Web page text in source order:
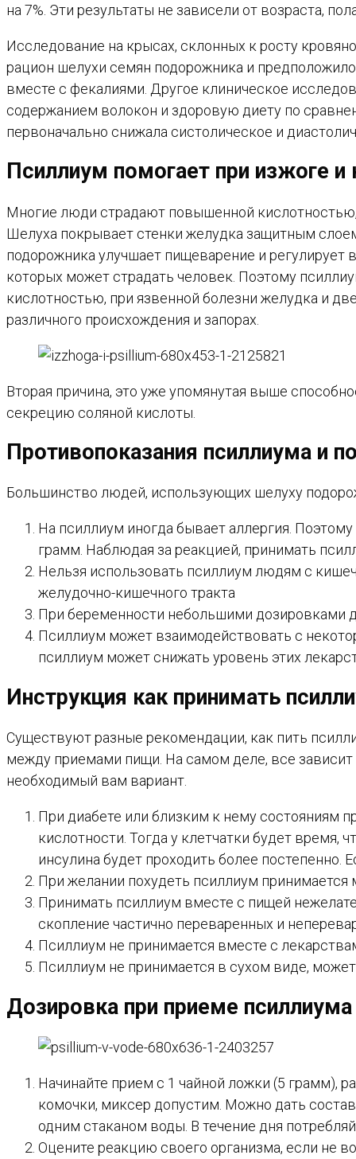
на 7%. Эти результаты не зависели от возраста,
Исследование на крысах, склонных к росту
рацион шелухи семян подорожника и
вместе с фекалиями. Другое клиническое
содержанием волокон и здоровую диету по
первоначально снижала систолическое и
Псиллиум помогает при изжоге и
Многие люди страдают повышенной
Шелуха покрывает стенки желудка защитным
подорожника улучшает пищеварение и
которых может страдать человек. Поэтому
кислотностью, при язвенной болезни желудка и
различного происхождения и запорах.
Вторая причина, это уже упомянутая выше
секрецию соляной кислоты.
Противопоказания псиллиума и
Большинство людей, использующих шелуху
На псиллиум иногда бывает аллергия.
грамм. Наблюдая за реакцией, принимать
Нельзя использовать псиллиум людям с
желудочно-кишечного тракта
При беременности небольшими дозировками
Псиллиум может взаимодействовать с
псиллиум может снижать уровень этих
Инструкция как принимать
Существуют разные рекомендации, как пить
между приемами пищи. На самом деле, все
необходимый вам вариант.
При диабете или близким к нему состояниям
кислотности. Тогда у клетчатки будет
инсулина будет проходить более
При желании похудеть псиллиум принимается
Принимать псиллиум вместе с пищей
скопление частично переваренных и
Псиллиум не принимается вместе с
Псиллиум не принимается в сухом виде,
Дозировка при приеме псиллиума
Начинайте прием с 1 чайной ложки (5 грамм),
комочки, миксер допустим. Можно дать
одним стаканом воды. В течение дня
Оцените реакцию своего организма, если не